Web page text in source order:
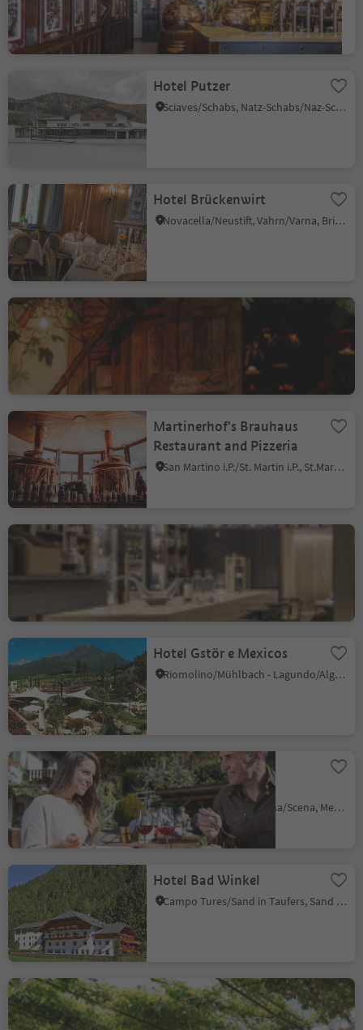
Hotel Putzer
Sciaves/Schabs, Natz-Schabs/Naz-Sciaves, Brixen/Bressanone and environs
Hotel Brückenwirt
Novacella/Neustift, Vahrn/Varna, Brixen/Bressanone and environs
Buschenschank
Lana/Lana, Lana, Meran/Merano and environs
Martinerhof's Brauhaus
Restaurant and Pizzeria
San Martino i.P./St. Martin i.P., St.Martin in Passeier/San Martino in Passiria, Meran/Merano and environs
Vinothek Vitis
Hotel Gstör e Mexicos
Riomolino/Mühlbach - Lagundo/Algund, Algund/Lagundo, Meran/Merano and environs
Köstenthalerhof -
Restaurant
Scena/Schenna, Schenna/Scena, Meran/Merano and environs
Hotel Bad Winkel
Campo Tures/Sand in Taufers, Sand in Taufers/Campo Tures, Ahrntal/Valle Aurina
Biergarten Tirol
Tirolo/Tirol, Tirol/Tirolo, Meran/Merano and environs